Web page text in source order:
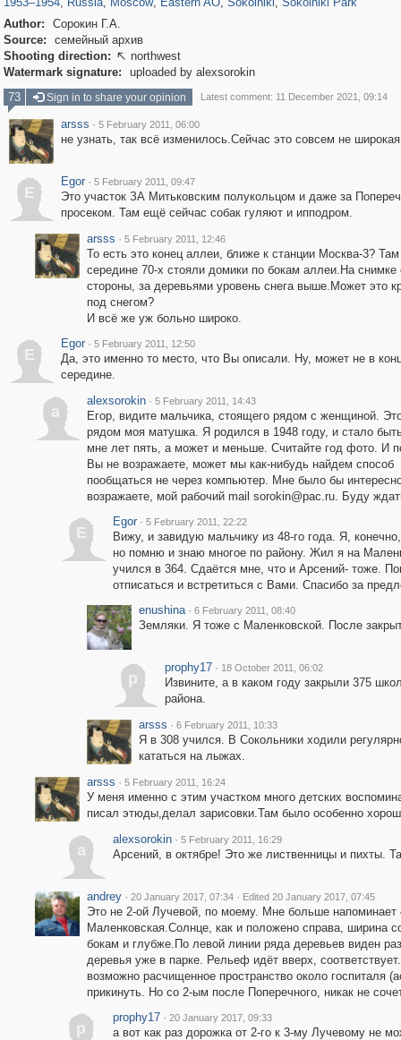
Author:
Сорокин Г.А.
Source:
семейный архив
Shooting direction:  northwest
Watermark signature:
uploaded by alexsorokin
73
Sign in to share your opinion Latest comment: 11 December 2021, 09:14
arsss · 5 February 2011, 06:00
не узнать, так всё изменилось.Сейчас это совсем не
E
Egor · 5 February 2011, 09:47
Это участок ЗА Митьковским полукольцом и даже за
просеком. Там ещё сейчас собак гуляют и ипподром.
arsss · 5 February 2011, 12:46
То есть это конец аллеи, ближе к станции Москва-3?
середине 70-х стояли домики по бокам аллеи.На снимке
стороны, за деревьями уровень снега выше.Может это
под снегом?
И всё же уж больно широко.
E
Egor · 5 February 2011, 12:50
Да, это именно то место, что Вы описали. Ну, может не в
середине.
a
alexsorokin · 5 February 2011, 14:43
Егор, видите мальчика, стоящего рядом с женщиной.
рядом моя матушка. Я родился в 1948 году, и стало
мне лет пять, а может и меньше. Считайте год фото. И
Вы не возражаете, может мы как-нибудь найдем способ
пообщаться не через компьютер. Мне было бы
возражаете, мой рабочий mail sorokin@pac.ru. Буду
E
Egor · 5 February 2011, 22:22
Вижу, и завидую мальчику из 48-го года. Я,
но помню и знаю многое по району. Жил я на
учился в 364. Сдаётся мне, что и Арсений- тоже.
отписаться и встретиться с Вами. Спасибо за
enushina · 6 February 2011, 08:40
Земляки. Я тоже с Маленковской. После
p
prophy17 · 18 October 2011, 06:02
Извините, а в каком году закрыли 375
района.
arsss · 6 February 2011, 10:33
Я в 308 учился. В Сокольники ходили
кататься на лыжах.
arsss · 5 February 2011, 16:24
У меня именно с этим участком много детских
писал этюды,делал зарисовки.Там было особенно
a
alexsorokin · 5 February 2011, 16:29
Арсений, в октябре! Это же лиственницы и пихты.
andrey · 20 January 2017, 07:34 · Edited 20 January 2017, 07:45
Это не 2-ой Лучевой, по моему. Мне больше напоминает
Маленковская.Солнце, как и положено справа, ширина
бокам и глубже.По левой линии ряда деревьев виден
деревья уже в парке. Рельеф идёт вверх,
возможно расчищенное пространство около госпиталя
прикинуть. Но со 2-ым после Поперечного, никак не
p
prophy17 · 20 January 2017, 09:33
а вот как раз дорожка от 2-го к 3-му Лучевому не